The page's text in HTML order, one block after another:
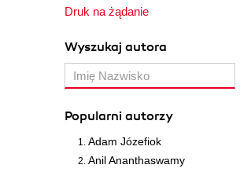
Druk na żądanie
Wyszukaj autora
Popularni autorzy
Adam Józefiok
Anil Ananthaswamy